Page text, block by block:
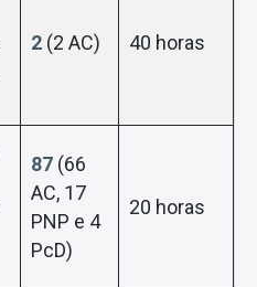
2 (2 AC) 40 horas
87 (66
AC, 17
PNP e 4
PcD)
20 horas